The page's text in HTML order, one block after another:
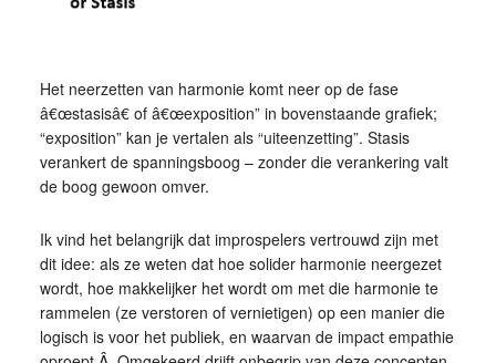
Het neerzetten van harmonie komt neer op de fase
â€œstasisâ€ of â€œexposition” in bovenstaande grafiek;
“exposition” kan je vertalen als “uiteenzetting”. Stasis
verankert de spanningsboog – zonder die verankering valt
de boog gewoon omver.
Ik vind het belangrijk dat improspelers vertrouwd zijn met
dit idee: als ze weten dat hoe solider harmonie neergezet
wordt, hoe makkelijker het wordt om met die harmonie te
rammelen (ze verstoren of vernietigen) op een manier die
logisch is voor het publiek, en waarvan de impact empathie